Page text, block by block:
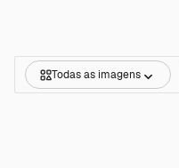
Todas as imagens